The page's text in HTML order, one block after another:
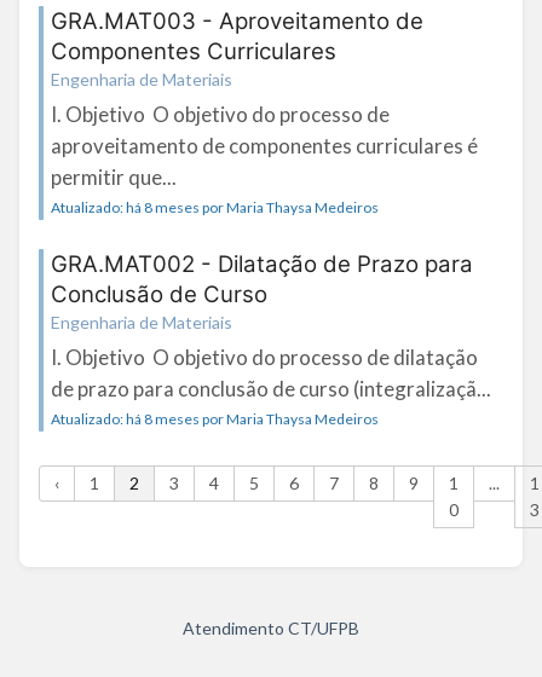
GRA.MAT003 - Aproveitamento de
Componentes Curriculares
Engenharia de Materiais
I. Objetivo O objetivo do processo de
aproveitamento de componentes curriculares é
permitir que...
Atualizado: há 8 meses por Maria Thaysa Medeiros
GRA.MAT002 - Dilatação de Prazo para
Conclusão de Curso
Engenharia de Materiais
I. Objetivo O objetivo do processo de dilatação
de prazo para conclusão de curso (integralizaçã...
Atualizado: há 8 meses por Maria Thaysa Medeiros
‹ 1 2 3 4 5 6 7 8 9
1
0
...
1
3
Atendimento CT/UFPB